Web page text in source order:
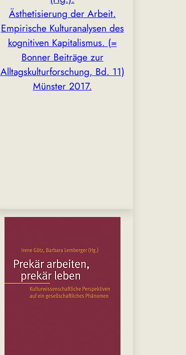
Ästhetisierung der Arbeit.
Empirische Kulturanalysen des
kognitiven Kapitalismus. (=
Bonner Beiträge zur
Alltagskulturforschung, Bd. 11)
Münster 2017.